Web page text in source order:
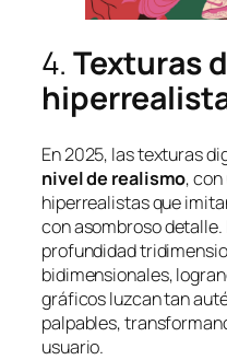
4. Texturas
En 2025, las texturas
nivel de realismo,
hiperrealistas que
con asombroso
profundidad
bidimensionales,
gráficos luzcan tan
palpables,
usuario.